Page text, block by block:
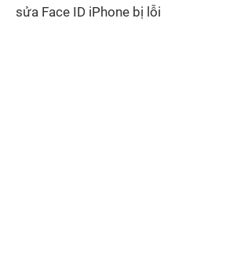
sửa Face ID iPhone bị lỗi